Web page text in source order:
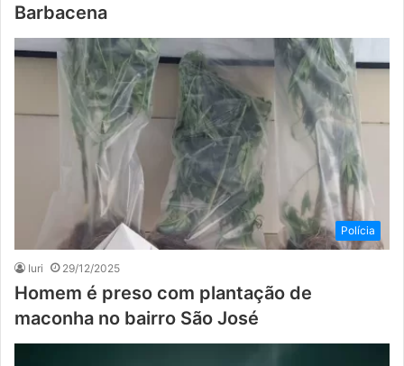
Barbacena
Polícia
Iuri 29/12/2025
Homem é preso com plantação de
maconha no bairro São José